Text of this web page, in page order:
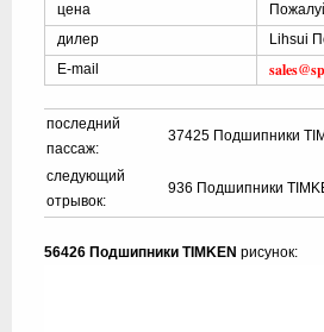
цена
дилер
Lihsui
E-mail
последний
пассаж:
37425 Подшипники
следующий
отрывок:
936 Подшипники
56426 Подшипники TIMKEN рисунок: